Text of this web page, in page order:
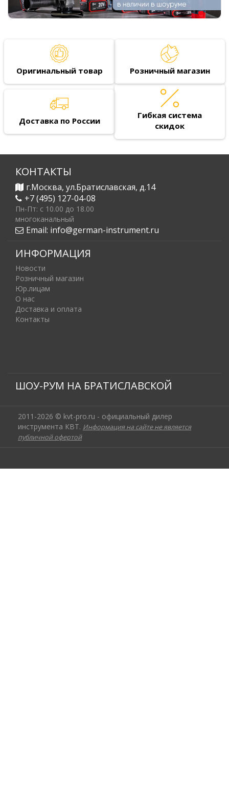
Оригинальный товар Розничный магазин
Доставка по России
Гибкая система
скидок
КОНТАКТЫ
г.Москва, ул.Братиславская, д.14
+7 (495) 127-04-08
Пн-Пт: c 10.00 до 18.00
многоканальный
Email: info@german-instrument.ru
ИНФОРМАЦИЯ
Новости
Розничный магазин
Юр.лицам
О нас
Доставка и оплата
Контакты
ШОУ-РУМ НА БРАТИСЛАВСКОЙ
2011-2026 © kvt-pro.ru - официальный дилер
инструмента КВТ. Информация на сайте не является
публичной офертой